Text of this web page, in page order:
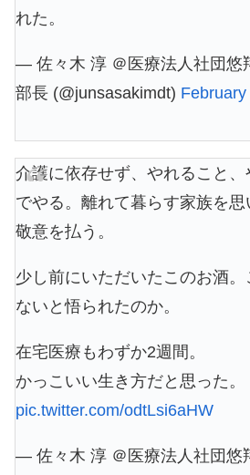
れた。
— 佐々木 淳 ＠医療法人社団悠
部長 (@junsasakimdt)
介護に依存せず、やれること
でやる。離れて暮らす家族を
敬意を払う。
少し前にいただいたこのお酒
ないと悟られたのか。
在宅医療もわずか2週間。
かっこいい生き方だと思った。
pic.twitter.com/odtLsi6aHW
— 佐々木 淳 ＠医療法人社団悠